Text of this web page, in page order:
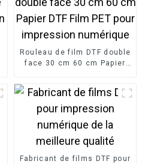
Rouleau de film DTF double
face 30 cm 60 cm Papier
Fabricant de films DTF pour